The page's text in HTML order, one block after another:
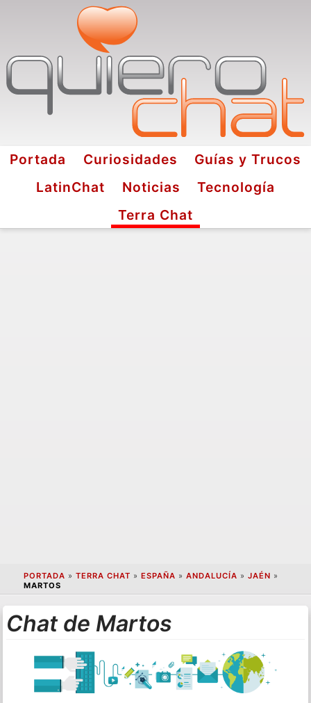
Portada Curiosidades
Guías y Trucos
LatinChat
Noticias
Tecnología
Terra Chat
PORTADA » TERRA CHAT » ESPAÑA » ANDALUCÍA » JAÉN »
MARTOS
Chat de Martos